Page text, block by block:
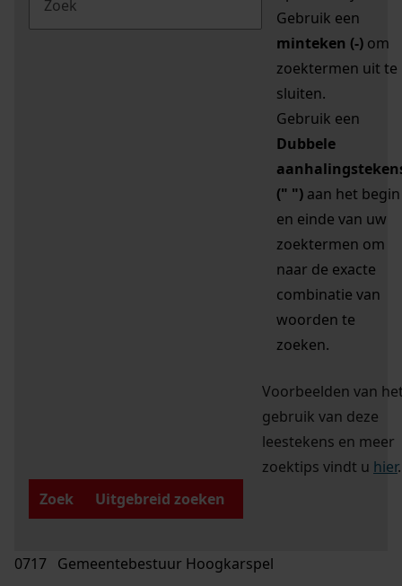
Gebruik een
minteken (-) om
zoektermen uit te
sluiten.
Gebruik een
Dubbele
(" ") aan het begin
en einde van uw
zoektermen om
naar de exacte
combinatie van
woorden te
zoeken.
Voorbeelden van
gebruik van deze
leestekens en meer
zoektips vindt u hier.
Zoek
Uitgebreid zoeken
0717 Gemeentebestuur Hoogkarspel